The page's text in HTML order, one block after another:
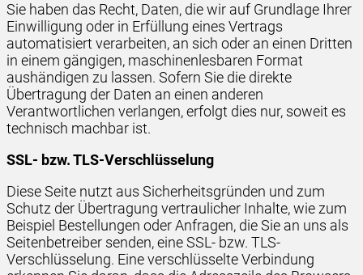
Sie haben das Recht, Daten, die wir auf Grundlage Ihrer
Einwilligung oder in Erfüllung eines Vertrags
automatisiert verarbeiten, an sich oder an einen Dritten
in einem gängigen, maschinenlesbaren Format
aushändigen zu lassen. Sofern Sie die direkte
Übertragung der Daten an einen anderen
Verantwortlichen verlangen, erfolgt dies nur, soweit es
technisch machbar ist.
SSL- bzw. TLS-Verschlüsselung
Diese Seite nutzt aus Sicherheitsgründen und zum
Schutz der Übertragung vertraulicher Inhalte, wie zum
Beispiel Bestellungen oder Anfragen, die Sie an uns als
Seitenbetreiber senden, eine SSL- bzw. TLS-
Verschlüsselung. Eine verschlüsselte Verbindung